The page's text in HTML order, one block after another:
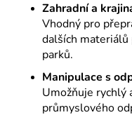
Zahradní a
Vhodný pro
dalších materiálů
parků.
Manipulace s
Umožňuje rychlý
průmyslového